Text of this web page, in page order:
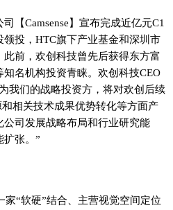
【Camsense】宣布完成近亿元C1
投，HTC旗下产业基金和深圳市
前，欢创科技曾先后获得东方富
名机构投资青睐。欢创科技CEO
我们的战略投资方，将对欢创后续
相关技术成果优势转化等方面产
司发展战略布局和行业研究能
扩张。”
“软硬”结合、主营视觉空间定位